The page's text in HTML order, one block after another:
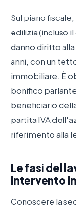
Sul piano
edilizia (incluso
danno diritto alla
anni, con un
immobiliare. È
bonifico
beneficiario
partita IVA
riferimento alla
Le fasi del
intervento
Conoscere la